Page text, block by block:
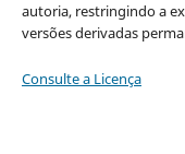
autoria, restringindo a
versões derivadas
Consulte a Licença